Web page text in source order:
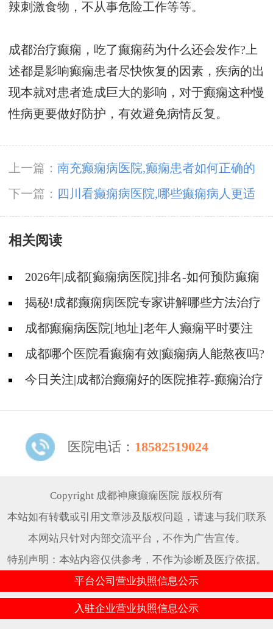
辣刺激食物，不从事危险工作等等。
成都治疗癫痫，吃了癫痫药为什么还会发作?上
述都是影响癫痫患者尽快恢复的因素，疾病的出
现本就对患者造成巨大的影响，对于癫痫这种慢
性病更要做好防护，有效避免病情反复。
上一篇： 南充癫痫病医院,癫痫患者如何正确的
服用药物?
下一篇：
四川看癫痫病医院,哪些癫痫病人更适
合手术治疗?
相关阅读
2026年|成都[癫痫病医院]排名-如何预防癫痫
治疗走入误区?
揭秘!成都癫痫病医院专家讲解哪些方法治疗
癫痫好?
成都癫痫病医院[地址]老年人癫痫平时要注
意什么?
成都哪个医院看癫痫有效|癫痫病人能熬夜吗?
今日关注|成都治癫痫好的医院推荐-癫痫治疗
医院电话： 18582519024
Copyright 成都神康癫痫医院 版权所有
本站如有转载或引用文章涉及版权问题，请速与我们联系
本网站只针对内部交流平台，不作为广告宣传。
特别声明：本站内容仅供参考，不作为诊断及医疗依据。
平台公司营业执照信息公示
入驻企业营业执照信息公示